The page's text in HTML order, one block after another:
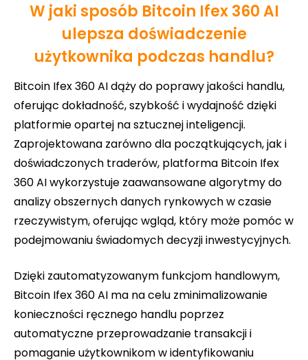
W jaki sposób Bitcoin Ifex 360 AI
ulepsza doświadczenie
użytkownika podczas handlu?
Bitcoin Ifex 360 AI dąży do poprawy jakości handlu,
oferując dokładność, szybkość i wydajność dzięki
platformie opartej na sztucznej inteligencji.
Zaprojektowana zarówno dla początkujących, jak i
doświadczonych traderów, platforma Bitcoin Ifex
360 AI wykorzystuje zaawansowane algorytmy do
analizy obszernych danych rynkowych w czasie
rzeczywistym, oferując wgląd, który może pomóc w
podejmowaniu świadomych decyzji inwestycyjnych.
Dzięki zautomatyzowanym funkcjom handlowym,
Bitcoin Ifex 360 AI ma na celu zminimalizowanie
konieczności ręcznego handlu poprzez
automatyczne przeprowadzanie transakcji i
pomaganie użytkownikom w identyfikowaniu